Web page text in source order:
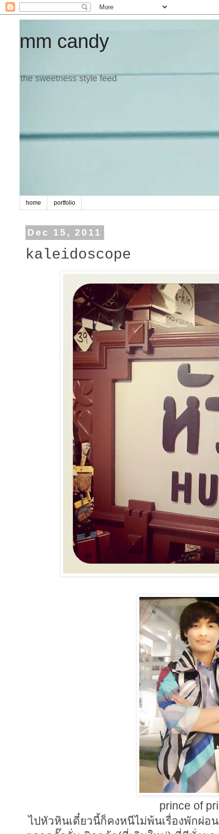
mm candy
the sweetness style feed
home portfolio
Dec 15, 2011
kaleidoscope
prince of
ไปหัวหินเดี๋ยวนี้ก็คงหนีไม่พ้นเรื่องพักผ่อ